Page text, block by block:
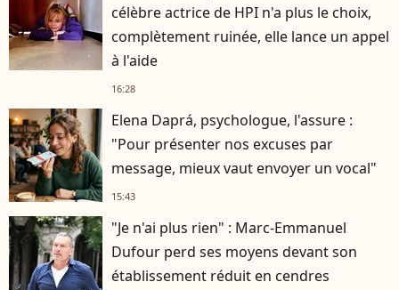
célèbre actrice de HPI n'a plus le choix,
complètement ruinée, elle lance un appel
à l'aide
16:28
Elena Daprá, psychologue, l'assure :
"Pour présenter nos excuses par
message, mieux vaut envoyer un vocal"
15:43
"Je n'ai plus rien" : Marc-Emmanuel
Dufour perd ses moyens devant son
établissement réduit en cendres